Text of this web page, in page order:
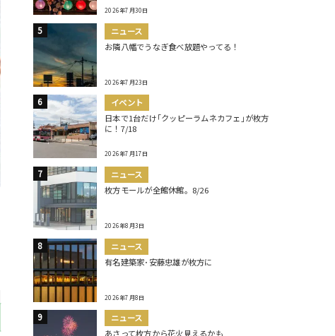
2026年7月30日
ニュース
お隣八幡でうなぎ食べ放題やってる！
2026年7月23日
イベント
日本で1台だけ｢クッピーラムネカフェ｣が枚方
に！7/18
2026年7月17日
ニュース
枚方モールが全館休館。8/26
2026年8月3日
ニュース
有名建築家･安藤忠雄が枚方に
2026年7月8日
ニュース
あさって枚方から花火見えるかも